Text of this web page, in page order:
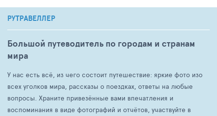
РУТРАВЕЛЛЕР
Большой путеводитель по городам и странам
мира
У нас есть всё, из чего состоит путешествие: яркие фото изо
всех уголков мира, рассказы о поездках, ответы на любые
вопросы. Храните привезённые вами впечатления и
воспоминания в виде фотографий и отчётов, участвуйте в